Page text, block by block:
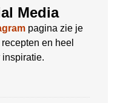
Media
pagina zie je
en heel
inspiratie.